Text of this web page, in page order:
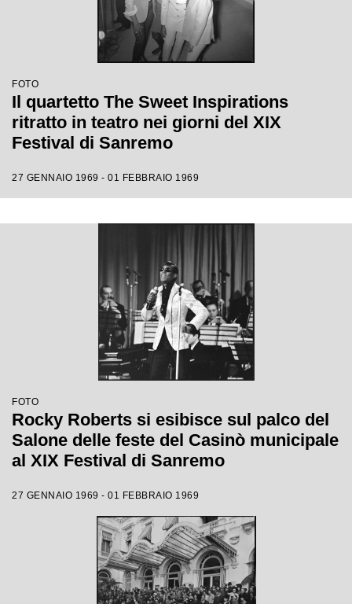
FOTO
Il quartetto The Sweet Inspirations
ritratto in teatro nei giorni del XIX
Festival di Sanremo
27 GENNAIO 1969 - 01 FEBBRAIO 1969
FOTO
Rocky Roberts si esibisce sul palco del
Salone delle feste del Casinò municipale
al XIX Festival di Sanremo
27 GENNAIO 1969 - 01 FEBBRAIO 1969